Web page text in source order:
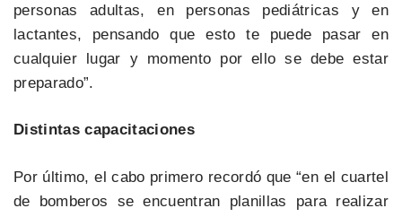
personas adultas, en personas pediátricas y en
lactantes, pensando que esto te puede pasar en
cualquier lugar y momento por ello se debe estar
preparado”.
Distintas capacitaciones
Por último, el cabo primero recordó que “en el cuartel
de bomberos se encuentran planillas para realizar